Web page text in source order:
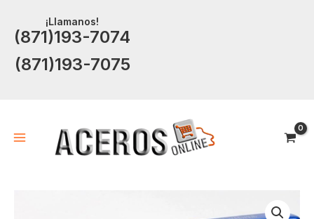
contenido
¡Llamanos!
(871)193-7074
(871)193-7075